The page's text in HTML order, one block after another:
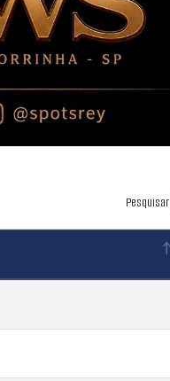
Pesquisar